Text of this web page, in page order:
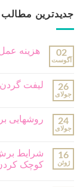
جدیدترین مطالب
02
آگوست
هزینه عمل
26
جولای
لیفت
24
جولای
روشهایی
16
ژوئن
شرایط برش
کوچک